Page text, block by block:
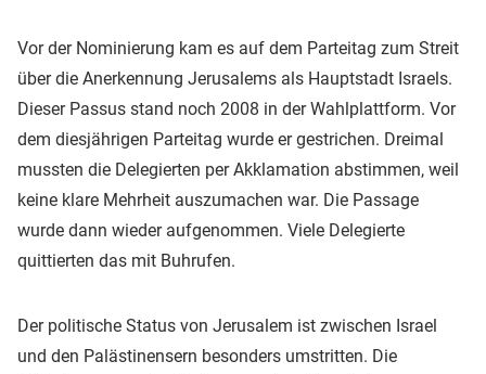
Vor der Nominierung kam es auf dem Parteitag zum Streit
über die Anerkennung Jerusalems als Hauptstadt Israels.
Dieser Passus stand noch 2008 in der Wahlplattform. Vor
dem diesjährigen Parteitag wurde er gestrichen. Dreimal
mussten die Delegierten per Akklamation abstimmen, weil
keine klare Mehrheit auszumachen war. Die Passage
wurde dann wieder aufgenommen. Viele Delegierte
quittierten das mit Buhrufen.
Der politische Status von Jerusalem ist zwischen Israel
und den Palästinensern besonders umstritten. Die